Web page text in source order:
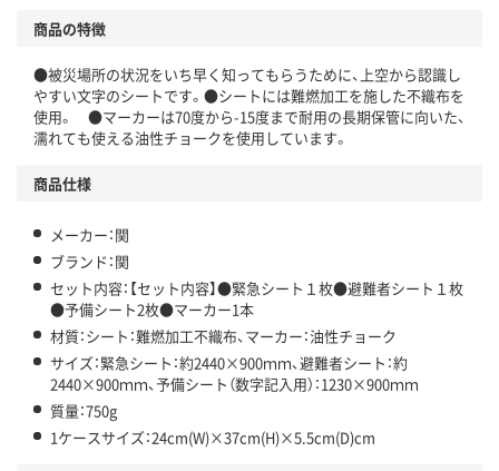
商品の特徴
●被災場所の状況をいち早く知ってもらうために、上空から認識し
やすい文字のシートです。●シートには難燃加工を施した不織布を
使用。 ●マーカーは70度から-15度まで耐用の長期保管に向いた、
濡れても使える油性チョークを使用しています。
商品仕様
メーカー：関
ブランド：関
セット内容：【セット内容】●緊急シート１枚●避難者シート１枚
●予備シート2枚●マーカー1本
材質：シート：難燃加工不織布、マーカー：油性チョーク
サイズ：緊急シート：約2440×900ｍｍ、避難者シート：約
2440×900ｍｍ、予備シート（数字記入用）：1230×900ｍｍ
質量：750g
1ケースサイズ：24cm(W)×37cm(H)×5.5cm(D)cm